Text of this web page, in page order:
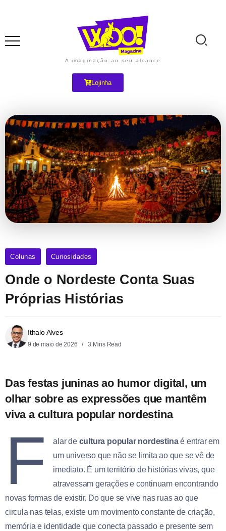
A imaginação ao seu alcance
Lojinha
Colunas Curiosidades
Onde o Nordeste Conta Suas
Próprias Histórias
Ithalo Alves
9 de maio de 2026 3 Mins Read
Das festas juninas ao humor digital, um
olhar sobre as expressões que mantêm
viva a cultura popular nordestina
F alar de cultura popular nordestinaé entrar em
um universo que não se limita ao que se vê de
imediato. É um território de histórias vivas, que
atravessam gerações e continuam encontrando
novas formas de existir. Do que se vive nas ruas ao que
circula nas telas, existe um movimento constante de criação,
memória e identidade que conecta passado e presente sem